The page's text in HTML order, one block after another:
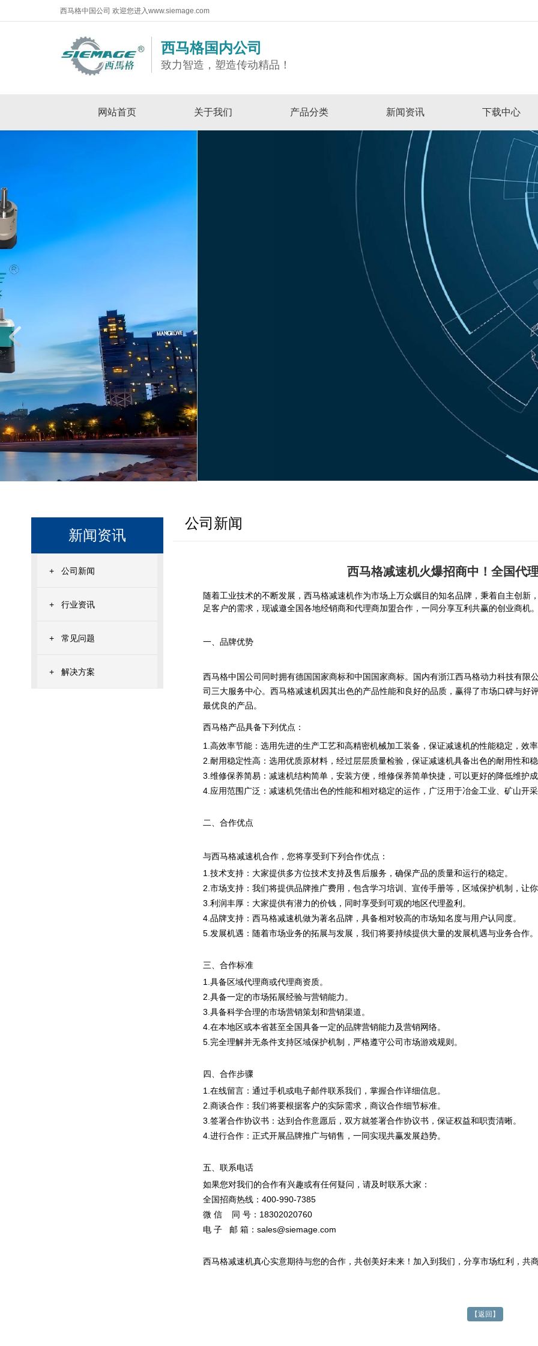
西马格中国公司 欢迎您进入www.siemage.com
西马格国内公司
致力智造，塑造传动精品！
网站首页 关于我们 产品分类 新闻资讯 下载中心
新闻资讯
+ 公司新闻
+ 行业资讯
+ 常见问题
+ 解决方案
公司新闻
西马格减速机火爆招商中！全国代
随着工业技术的不断发展， 西马格减速机作为市场上万众瞩目的知名品牌，秉着自主创新
足客户的需求， 现诚邀全国各地经销商和代理商加盟合作 ，一同分享互利共赢的创业商机。
一、品牌优势
西马格中国公司同时拥有德国国家商标和中国国家商标。国内有浙江西马格动力科技有限
司 三大服务中心。西马格减速机因其出色的产品性能和良好的品质，赢得了市场口碑与
最优良的产品。
西马格产品具备下列优点：
1.高效率节能：选用先进的生产工艺和高精密机械加工装备，保证减速机的性能稳定，效率
2.耐用稳定性高：选用优质原材料，经过层层质量检验，保证减速机具备出色的耐用性和稳
3.维修保养简易：减速机结构简单，安装方便，维修保养简单快捷，可以更好的降低维护成
4.应用范围广泛：减速机凭借出色的性能和相对稳定的运作，广泛用于冶金工业、矿山开
二、合作优点
与西马格减速机合作，您将享受到下列合作优点：
1.技术支持：大家提供多方位技术支持及售后服务，确保产品的质量和运行的稳定。
2.市场支持：我们将提供品牌推广费用，包含学习培训、宣传手册等，区域保护机制，让你
3.利润丰厚：大家提供有潜力的价钱，同时享受到可观的地区代理盈利。
4.品牌支持：西马格减速机做为著名品牌，具备相对较高的市场知名度与用户认同度。
5.发展机遇：随着市场业务的拓展与发展，我们将要持续提供大量的发展机遇与业务合作。
三、合作标准
1.具备区域代理商或代理商资质。
2.具备一定的市场拓展经验与营销能力。
3.具备科学合理的市场营销策划和营销渠道。
4.在本地区或本省甚至全国具备一定的品牌营销能力及营销网络。
5.完全理解并无条件支持区域保护机制，严格遵守公司市场游戏规则。
四、合作步骤
1.在线留言：通过手机或电子邮件联系我们，掌握合作详细信息。
2.商谈合作：我们将要根据客户的实际需求，商议合作细节标准。
3.签署合作协议书：达到合作意愿后，双方就签署合作协议书，保证权益和职责清晰。
4.进行合作：正式开展品牌推广与销售，一同实现共赢发展趋势。
五、联系电话
如果您对我们的合作有兴趣或有任何疑问，请及时联系大家：
全国招商热线：400-990-7385
微 信 同 号：18302020760
电 子 邮 箱：sales@siemage.com
西马格减速机真心实意期待与您的合作，共创美好未来！加入到我们，分享市场红利，共
【返回】